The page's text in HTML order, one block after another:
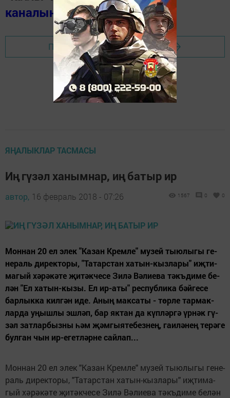
каналында(язылыгыз).
Перейти на страницу новости
ЯҢАЛЫКЛАР ТАСМАСЫ
Иң гүзәл ханымнар, иң батыр ир
автор, 16 февраль 2018 - 07:26 1567 0 0
Мон­нан 20 ел элек "Ка­зан Крем­ле" му­зей ты­ю­лы­гы ге­
не­раль ди­рек­то­ры, "Та­тар­стан ха­тын-кыз­ла­ры" иҗ­ти­
ма­гый хә­рә­кә­те җи­тәк­че­се Зи­лә Вә­ли­е­ва тәкъ­ди­ме бе­
лән "Ел ха­тын-кы­зы. Ел ир-аты" рес­пуб­ли­ка бәй­ге­се
бар­лык­ка кил­гән иде. Аның мак­са­ты - төр­ле тар­мак­
лар­да уңыш­лы эш­ләп, бар як­тан да күп­ләр­гә үр­нәк гү­
зәл зат­лар­быз­ны һәм җәм­гы­я­те­без­нең, га­и­лә­нең те­рә­ге
бул­ган чын ир-егет­ләр­не сай­лап...
Мон­нан 20 ел элек "Ка­зан Крем­ле" му­зей ты­ю­лы­гы ге­не­
раль ди­рек­то­ры, "Та­тар­стан ха­тын-кыз­ла­ры" иҗ­ти­ма­
гый хә­рә­кә­те җи­тәк­че­се Зи­лә Вә­ли­е­ва тәкъ­ди­ме бе­лән